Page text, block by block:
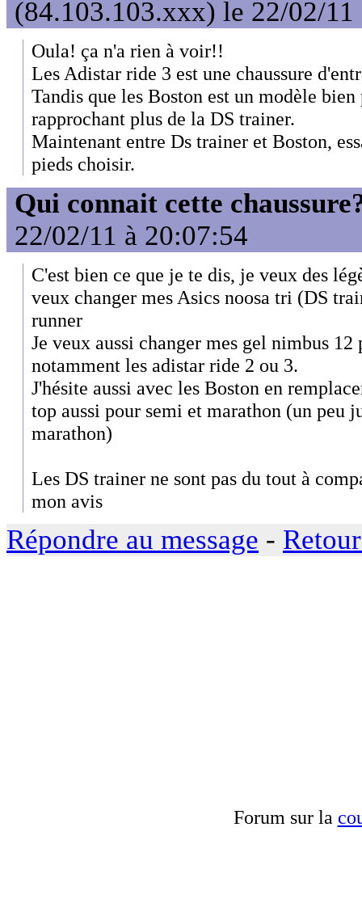
(84.103.103.xxx) le 22/02/11
Oula! ça n'a rien à voir!!
Les Adistar ride 3 est une chaussure
Tandis que les Boston est un modèle
rapprochant plus de la DS trainer.
Maintenant entre Ds trainer et Boston,
pieds choisir.
Qui connait cette
22/02/11 à 20:07:54
C'est bien ce que je te dis, je veux des
veux changer mes Asics noosa tri (DS
runner
Je veux aussi changer mes gel nimbus
notamment les adistar ride 2 ou 3.
J'hésite aussi avec les Boston en
top aussi pour semi et marathon (un peu
marathon)
Les DS trainer ne sont pas du tout à
mon avis
Répondre au message -
Forum sur la